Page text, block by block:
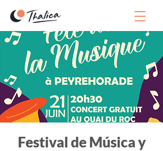
Festival de Música y